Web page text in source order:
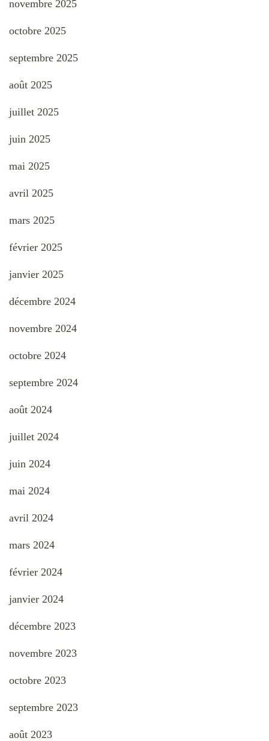
novembre 2025
octobre 2025
septembre 2025
août 2025
juillet 2025
juin 2025
mai 2025
avril 2025
mars 2025
février 2025
janvier 2025
décembre 2024
novembre 2024
octobre 2024
septembre 2024
août 2024
juillet 2024
juin 2024
mai 2024
avril 2024
mars 2024
février 2024
janvier 2024
décembre 2023
novembre 2023
octobre 2023
septembre 2023
août 2023